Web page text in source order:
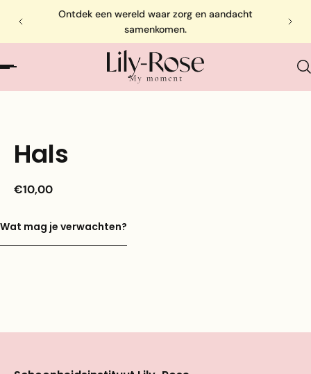
Ontdek een wereld waar zorg en aandacht
samenkomen.
Hals
€10,00
Wat mag je verwachten?